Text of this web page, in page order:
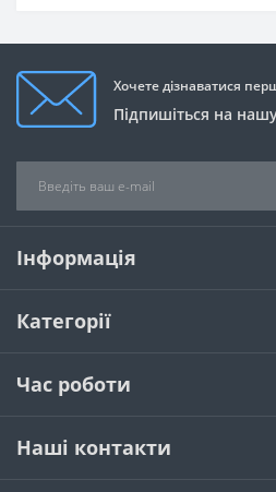
Хочете дізнаватися
Підпишіться на
Інформація
Категорії
Час роботи
Наші контакти